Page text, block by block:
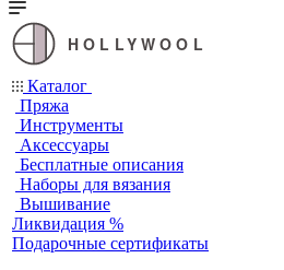
HOLLYWOOL
Каталог
Пряжа
Инструменты
Аксессуары
Бесплатные описания
Наборы для вязания
Вышивание
Ликвидация %
Подарочные сертификаты